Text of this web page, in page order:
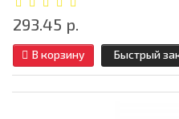
293.45 р.
В корзину Быстрый